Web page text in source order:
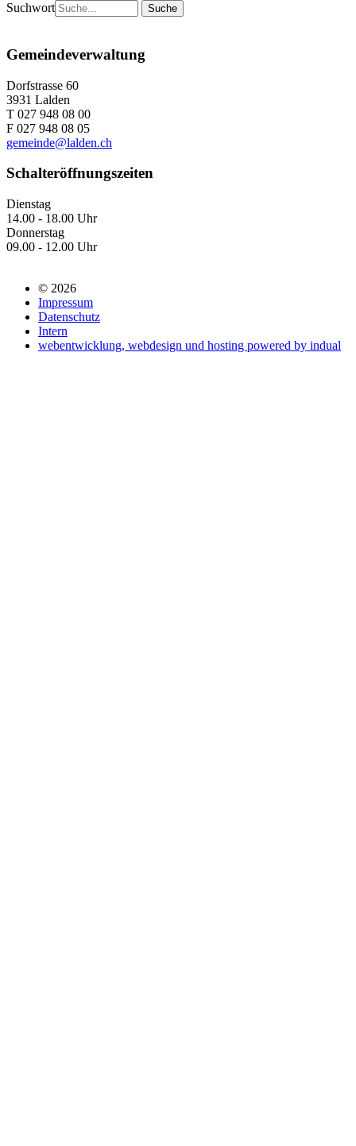
Suchwort
Gemeindeverwaltung
Dorfstrasse 60
3931 Lalden
T 027 948 08 00
F 027 948 08 05
gemeinde@lalden.ch
Schalteröffnungszeiten
Dienstag
14.00 - 18.00 Uhr
Donnerstag
09.00 - 12.00 Uhr
© 2026
Impressum
Datenschutz
Intern
webentwicklung, webdesign und hosting powered by indual